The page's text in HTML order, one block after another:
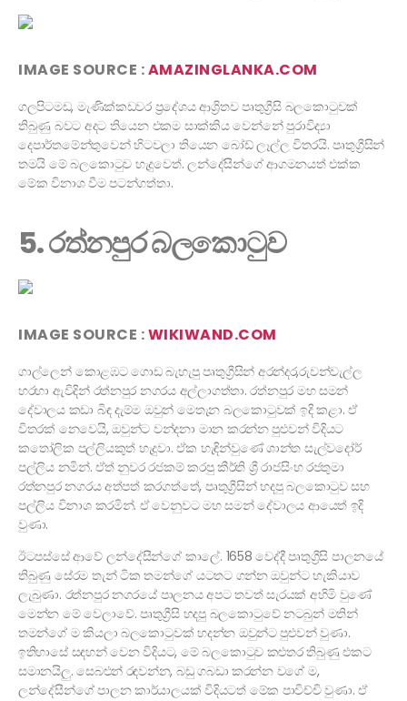
IMAGE SOURCE :AMAZINGLANKA.COM
ගලපිටමඩ, මැණික්කඩවර ප්‍රදේශය ආශ්‍රිතව පෘතුග්‍රීසි බලකොටුවක්
තිබුණු බවට අදට තියෙන එකම සාක්කිය වෙන්නේ පුරාවිද්‍යා
දෙපාර්තමේන්තුවෙන් හිටවලා තියෙන බෝඩ් ලෑල්ල විතරයි. පෘතුග්‍රීසින්
තමයි මේ බලකොටුව හැදුවෙත්. ලන්දේසීන්ගේ ආගමනයත් එක්ක
මේක විනාශ වීම පටන්ගත්තා.
5. රත්නපුර බලකොටුව
IMAGE SOURCE :WIKIWAND.COM
ගාල්ලෙන් කොළඹට ගොඩ බැහැපු පෘතුග්‍රීසින් අරන්දර,රුවන්වැල්ල
හරහා ඇවිදින් රත්නපුර නගරය අල්ලාගත්තා. රත්නපුර මහ සමන්
දේවාලය කඩා බිඳ දැම්ම ඔවුන් මෙතැන බලකොටුවක් ඉදි කළා. ඒ
විතරක් නෙවෙයි, ඔවුන්ට වන්දනා මාන කරන්න පුළුවන් විදියට
කතෝලික පල්ලියකුත් හැදුවා. ඒක හැඳින්වුණේ ශාන්ත සැල්වදෝර්
පල්ලිය නමින්. ඒත් නුවර රජකම් කරපු කීර්ති ශ්‍රී රාජසිංහ රජතුමා
රත්නපුර නගරය අත්පත් කරගත්තේ, පෘතුග්‍රීසින් හදපු බලකොටුව සහ
පල්ලිය විනාශ කරමින්. ඒ වෙනුවට මහ සමන් දේවාලය ආයෙත් ඉදි
වුණා.
ඊටපස්සේ ආවේ ලන්දේසීන්ගේ කාලේ. 1658 වෙද්දී පෘතුග්‍රීසි පාලනයේ
තිබුණු සේරම තැන් ටික තමන්ගේ යටතට ගන්න ඔවුන්ට හැකියාව
ලැබුණා. රත්නපුර නගරයේ පාලනය අපට තවත් සැරයක් අහිමි වුණේ
මෙන්න මේ වෙලාවේ. පෘතුග්‍රීසි හදපු බලකොටුවේ නටබුන් මතින්
තමන්ගේ ම කියලා බලකොටුවක් හදන්න ඔවුන්ට පුළුවන් වුණා.
ඉතිහාසේ සඳහන් වෙන විදියට, මේ බලකොටුව කළුතර තිබුණු එකට
සමානයිලු. සෙබළුන් රඳවන්න, බඩු ගබඩා කරන්න වගේ ම,
ලන්දේසීන්ගේ පාලන කාර්යාලයක් විදියටත් මේක පාවිච්චි වුණා. ඒ